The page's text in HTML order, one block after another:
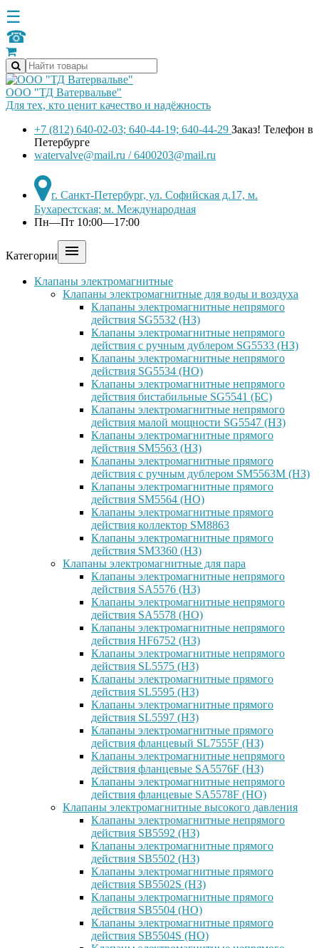
☰
☎
ООО "ТД Ватервальве"
Для тех, кто ценит качество и надёжность
+7 (812) 640-02-03; 640-44-19; 640-44-29 Заказ! Телефон в
Петербурге
watervalve@mail.ru / 6400203@mail.ru
г. Санкт-Петербург, ул. Софийская д.17, м.
Бухарестская; м. Международная
Пн—Пт 10:00—17:00
Категории 
Клапаны электромагнитные
Клапаны электромагнитные для воды и воздуха
Клапаны электромагнитные непрямого
действия SG5532 (НЗ)
Клапаны электромагнитные непрямого
действия с ручным дублером SG5533 (НЗ)
Клапаны электромагнитные непрямого
действия SG5534 (НО)
Клапаны электромагнитные непрямого
действия бистабильные SG5541 (БС)
Клапаны электромагнитные непрямого
действия малой мощности SG5547 (НЗ)
Клапаны электромагнитные прямого
действия SM5563 (НЗ)
Клапаны электромагнитные прямого
действия с ручным дублером SM5563M (НЗ)
Клапаны электромагнитные прямого
действия SM5564 (НО)
Клапаны электромагнитные прямого
дейcтвия коллектор SM8863
Клапаны электромагнитные прямого
действия SM3360 (НЗ)
Клапаны электромагнитные для пара
Клапаны электромагнитные непрямого
действия SA5576 (НЗ)
Клапаны электромагнитные непрямого
действия SA5578 (НО)
Клапаны электромагнитные непрямого
действия HF6752 (НЗ)
Клапаны электромагнитные непрямого
действия SL5575 (НЗ)
Клапаны электромагнитные прямого
действия SL5595 (НЗ)
Клапаны электромагнитные прямого
действия SL5597 (НЗ)
Клапаны электромагнитные прямого
действия фланцевый SL7555F (НЗ)
Клапаны электромагнитные непрямого
действия фланцевые SA5576F (НЗ)
Клапаны электромагнитные непрямого
действия фланцевые SA5578F (НО)
Клапаны электромагнитные высокого давления
Клапаны электромагнитные непрямого
действия SB5592 (НЗ)
Клапаны электромагнитные прямого
действия SB5502 (НЗ)
Клапаны электромагнитные прямого
действия SB5502S (НЗ)
Клапаны электромагнитные прямого
действия SB5504 (НО)
Клапаны электромагнитные прямого
действия SB5504S (НО)